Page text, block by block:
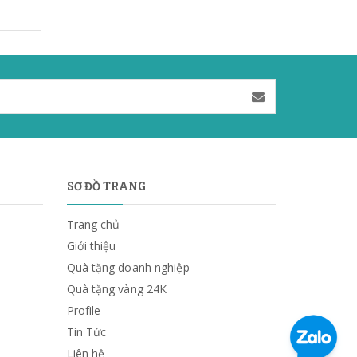
SƠ ĐỒ TRANG
Trang chủ
Giới thiệu
Quà tặng doanh nghiệp
Quà tặng vàng 24K
Profile
Tin Tức
Liên hệ